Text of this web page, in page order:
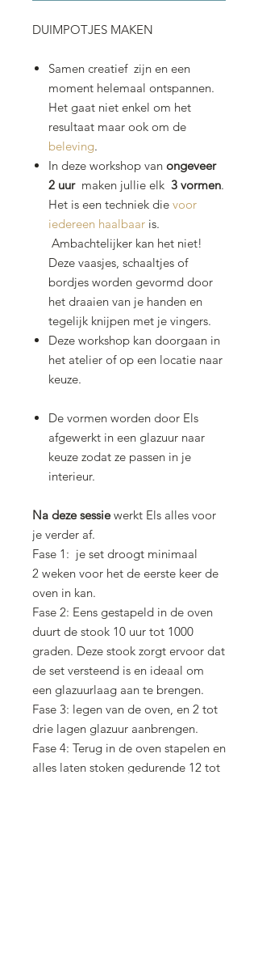
DUIMPOTJES MAKEN
Samen creatief zijn en een
moment helemaal ontspannen.
Het gaat niet enkel om het
resultaat maar ook om de
beleving.
In deze workshop van ongeveer
2 uurmaken jullie elk 3 vormen.
Het is een techniek die voor
iedereen haalbaar is.
Ambachtelijker kan het niet!
Deze vaasjes, schaaltjes of
bordjes worden gevormd door
het draaien van je handen en
tegelijk knijpen met je vingers.
Deze workshop kan doorgaan in
het atelier of op een locatie naar
keuze.
De vormen worden door Els
afgewerkt in een glazuur naar
keuze zodat ze passen in je
interieur.
Na deze sessiewerkt Els alles voor
je verder af.
Fase 1: je set droogt minimaal
2 weken voor het de eerste keer de
oven in kan.
Fase 2: Eens gestapeld in de oven
duurt de stook 10 uur tot 1000
graden. Deze stook zorgt ervoor dat
de set versteend is en ideaal om
een glazuurlaag aan te brengen.
Fase 3: legen van de oven, en 2 tot
drie lagen glazuur aanbrengen.
Fase 4: Terug in de oven stapelen en
alles laten stoken gedurende 12 tot